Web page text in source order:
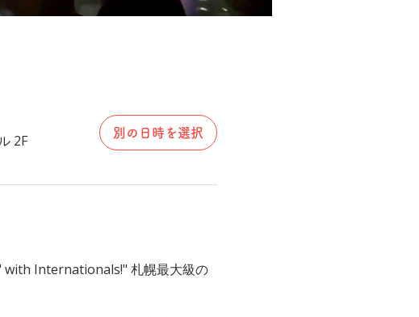
2F
別の日時を選択
Internationals!" 札幌最大級の